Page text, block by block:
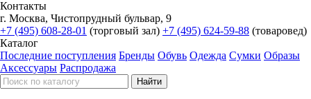
Контакты
г. Москва, Чистопрудный бульвар, 9
+7 (495) 608-28-01 (торговый зал) +7 (495) 624-59-88 (товаровед)
Каталог
Последние поступления Бренды Обувь Одежда Сумки Образы
Аксессуары Распродажа